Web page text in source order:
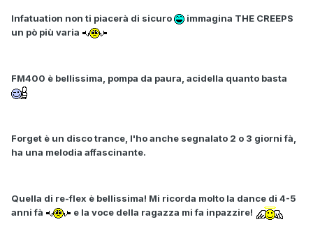
Infatuation non ti piacerà di sicuro
immagina THE CREEPS
un pò più varia
FM400 è bellissima, pompa da paura, acidella quanto basta
Forget è un disco trance, l'ho anche segnalato 2 o 3 giorni fà,
ha una melodia affascinante.
Quella di re-flex è bellissima! Mi ricorda molto la dance di 4-5
anni fà
e la voce della ragazza mi fa inpazzire!